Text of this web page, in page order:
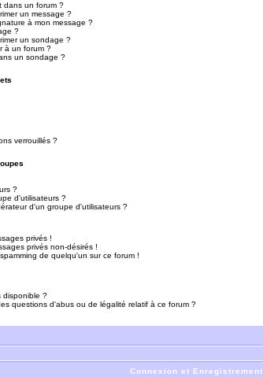
dans un forum ?
un message ?
à mon message ?
?
un sondage ?
à un forum ?
un sondage ?
verrouillés ?
?
d'utilisateurs ?
d'un groupe d'utilisateurs ?
privés !
privés non-désirés !
de quelqu'un sur ce forum !
disponible ?
questions d'abus ou de légalité relatif à ce forum ?
Connexion et Enregistrement